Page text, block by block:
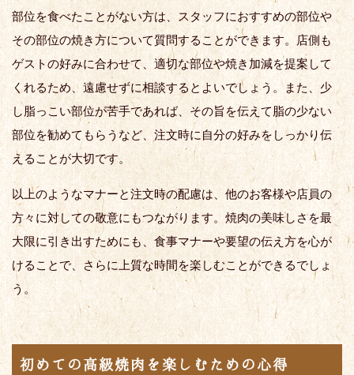
部位を食べたことがない方は、スタッフにおすすめの部位や
その部位の焼き方について質問することができます。店側も
ゲストの好みに合わせて、適切な部位や焼き加減を提案して
くれるため、遠慮せずに相談するとよいでしょう。また、少
し脂っこい部位が苦手であれば、その旨を伝えて脂の少ない
部位を勧めてもらうなど、注文時に自分の好みをしっかり伝
えることが大切です。
以上のようなマナーと注文時の配慮は、他のお客様や店員の
方々に対しての敬意にもつながります。焼肉の美味しさを最
大限に引き出すためにも、食事マナーや要望の伝え方を心が
けることで、さらに上質な時間を楽しむことができるでしょ
う。
初めての高級焼肉を楽しむための心得